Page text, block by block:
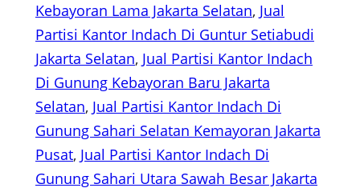
Kebayoran Lama Jakarta Selatan, Jual
Partisi Kantor Indach Di Guntur Setiabudi
Jakarta Selatan, Jual Partisi Kantor Indach
Di Gunung Kebayoran Baru Jakarta
Selatan, Jual Partisi Kantor Indach Di
Gunung Sahari Selatan Kemayoran Jakarta
Pusat, Jual Partisi Kantor Indach Di
Gunung Sahari Utara Sawah Besar Jakarta